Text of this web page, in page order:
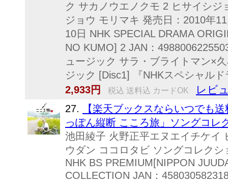
ク サカノウエノクモ 2 ヒサイシ
ジョウ モリマキ 発売日：2010年
10日 NHK SPECIAL DRAMA
NO KUMO] 2 JAN：
ュージック サラ・ブライトマン×
ジック [Disc1] 『NHKスペシャル
2,933円
税込 送料込 カードOK レビ
27.
【楽天ブックスならいつでも
っぽん縦断 こころ旅」ソングコレ
池田綾子 火野正平エヌエイチケイ
ウダン ココロタビ ソングコレク
NHK BS PREMIUM[NIPPON
COLLECTION JAN：